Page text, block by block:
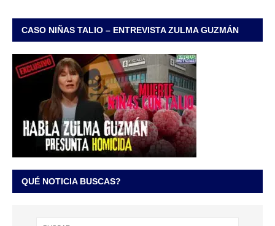
CASO NIÑAS TALIO – ENTREVISTA ZULMA GUZMÁN
QUÉ NOTICIA BUSCAS?